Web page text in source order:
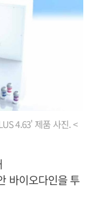
4.63' 제품 사진. <
바이오다인을 투